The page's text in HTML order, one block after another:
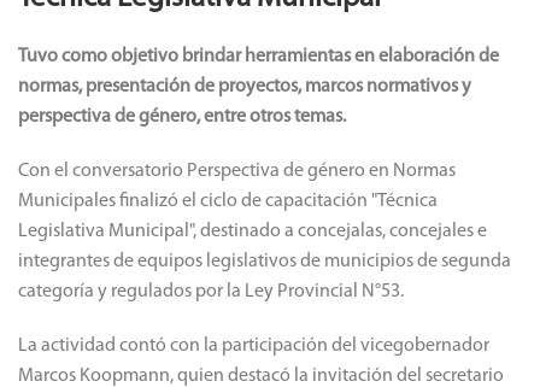
Tuvo como objetivo brindar herramientas en elaboración de
normas, presentación de proyectos, marcos normativos y
perspectiva de género, entre otros temas.
Con el conversatorio Perspectiva de género en Normas
Municipales finalizó el ciclo de capacitación "Técnica
Legislativa Municipal", destinado a concejalas, concejales e
integrantes de equipos legislativos de municipios de segunda
categoría y regulados por la Ley Provincial N°53.
La actividad contó con la participación del vicegobernador
Marcos Koopmann, quien destacó la invitación del secretario